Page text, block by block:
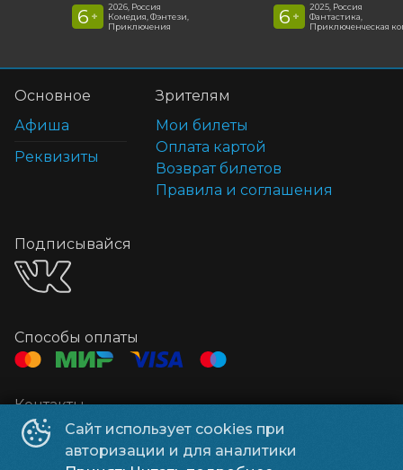
6 +
2026, Россия
Комедия, Фэнтези,
Приключения
6 +
2025, Россия
Фантастика,
Приключенческая
Сайт использует cookies при
авторизации и для аналитики
Основное
Афиша
Реквизиты
Зрителям
Мои билеты
Оплата картой
Возврат билетов
Правила и соглашения
Подписывайся
Способы оплаты
Контакты
Кинотеатр Победа +7 47354 6-25-80
Кинотеатр К2 +7 915 582-20-02